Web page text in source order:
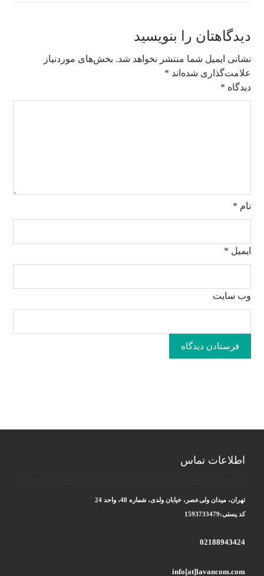
دیدگاهتان را بنویسید
نشانی ایمیل شما منتشر نخواهد شد. بخش‌های موردنیاز
علامت‌گذاری شده‌اند *
دیدگاه *
نام *
ایمیل *
وب‌ سایت
فرستادن دیدگاه
اطلاعات تماس
تهران، میدان ولی‌عصر، خیابان ولدی، شماره 48، واحد 24
کد پستی:1593733479
02188943424
info[at]lavancom.com